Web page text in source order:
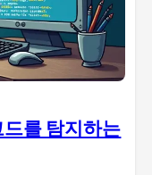
를 탐지하는